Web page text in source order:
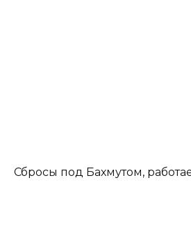
Сбросы под Бахмутом,